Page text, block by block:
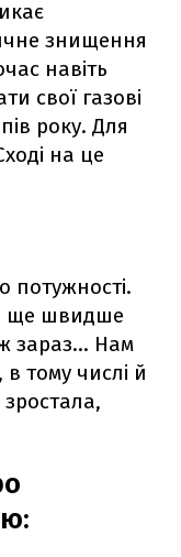
знищення
навіть
свої газові
року. Для
на це
потужності.
ще швидше
зараз… Нам
в тому числі й